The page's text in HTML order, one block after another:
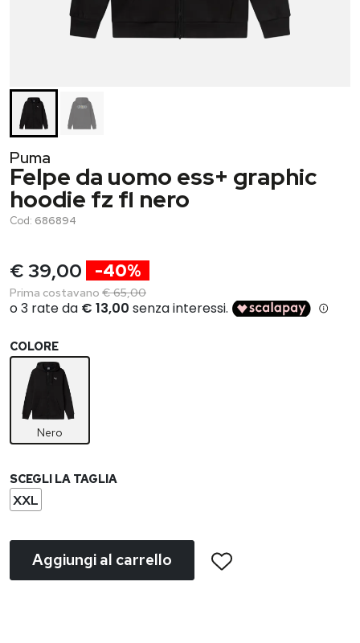
Puma
Felpe da uomo ess+ graphic
hoodie fz fl nero
Cod: 686894
€ 39,00 -40%
Prima costavano € 65,00
COLORE
Nero
SCEGLI LA TAGLIA
XXL
Aggiungi al carrello